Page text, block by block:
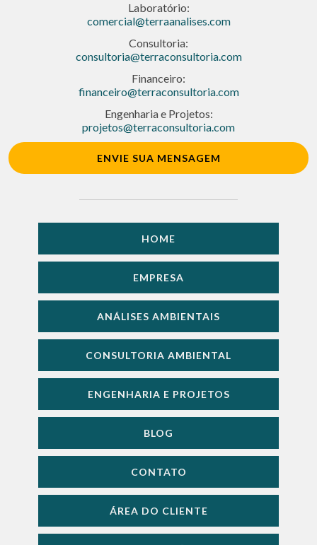
Laboratório:
comercial@terraanalises.com
Consultoria:
consultoria@terraconsultoria.com
Financeiro:
financeiro@terraconsultoria.com
Engenharia e Projetos:
projetos@terraconsultoria.com
ENVIE SUA MENSAGEM
HOME
EMPRESA
ANÁLISES AMBIENTAIS
CONSULTORIA AMBIENTAL
ENGENHARIA E PROJETOS
BLOG
CONTATO
ÁREA DO CLIENTE